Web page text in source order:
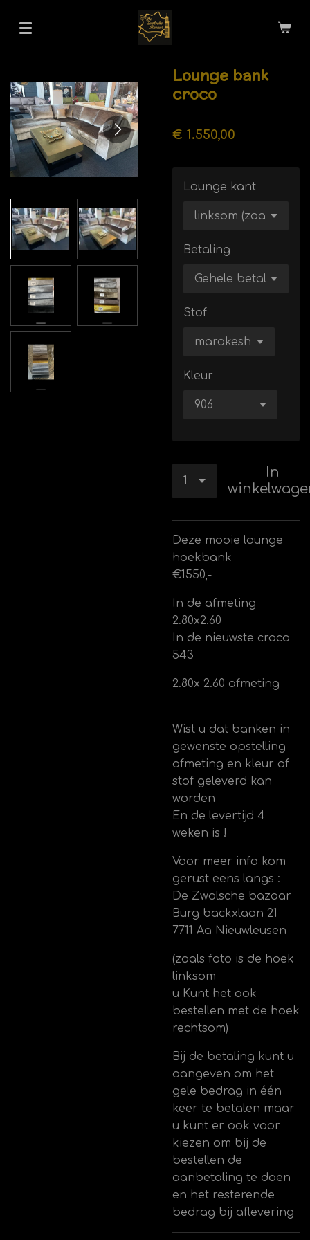
direct
hoofdinhoud
Lounge bank
croco
€ 1.550,00
Lounge kant
Betaling
Stof
Kleur
In
Deze mooie lounge
hoekbank
€1550,-
In de afmeting
2.80x2.60
In de nieuwste croco
543
2.80x 2.60 afmeting
Wist u dat banken in
gewenste opstelling
afmeting en kleur of
stof geleverd kan
worden
En de levertijd 4
weken is !
Voor meer info kom
gerust eens langs :
De Zwolsche bazaar
Burg backxlaan 21
7711 Aa Nieuwleusen
(zoals foto is de hoek
linksom
u Kunt het ook
bestellen met de hoek
rechtsom)
Bij de betaling kunt u
aangeven om het
gele bedrag in één
keer te betalen maar
u kunt er ook voor
kiezen om bij de
bestellen de
aanbetaling te doen
en het resterende
bedrag bij aflevering